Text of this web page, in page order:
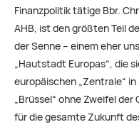
Finanzpolitik tätige Bbr.
AHB, ist den größten Teil
der Senne – einem eher
„Hautstadt Europas“, die
europäischen „Zentrale“
„Brüssel“ ohne Zweifel
für die gesamte Zukunft